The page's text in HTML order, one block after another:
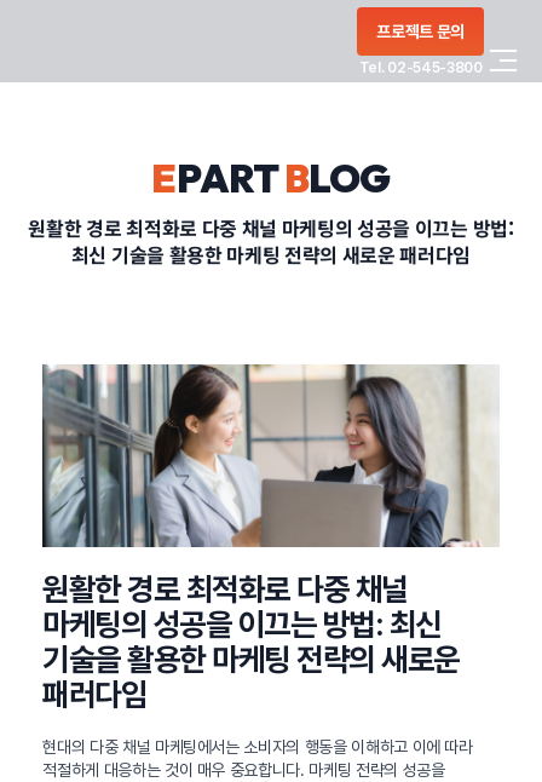
프로젝트 문의
Tel. 02-545-3800
PORTFOLIO
CONTACT
정부지원사업
EPARTBLOG
원활한 경로 최적화로 다중 채널 마케팅의 성공을 이끄는 방법:
최신 기술을 활용한 마케팅 전략의 새로운 패러다임
원활한 경로 최적화로 다중 채널
마케팅의 성공을 이끄는 방법: 최신
기술을 활용한 마케팅 전략의 새로운
패러다임
현대의 다중 채널 마케팅에서는 소비자의 행동을 이해하고 이에 따라
적절하게 대응하는 것이 매우 중요합니다. 마케팅 전략의 성공을